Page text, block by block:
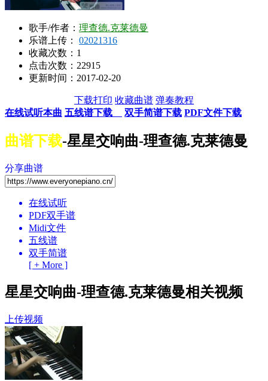
歌手/作者： 理查德.克莱德曼
乐谱上传： 02021316
收藏次数： 1
点击次数：22915
更新时间：2017-02-20
下载打印 收藏曲谱 弹奏教程
在线试听本曲 五线谱下载 双手简谱下载 PDF文件下载
曲谱下载-星星交响曲-理查德.克莱德曼
分享曲谱
在线试听
PDF双手谱
Midi文件
五线谱
双手简谱
[ + More ]
星星交响曲-理查德.克莱德曼相关视频
上传视频